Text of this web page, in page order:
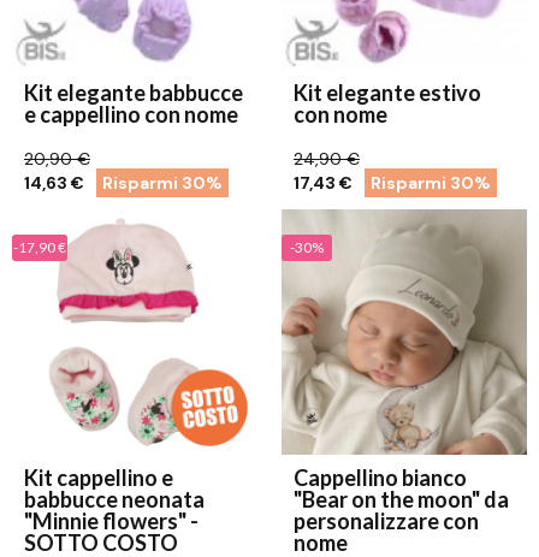
Kit elegante babbucce
e cappellino con nome
20,90 €
14,63 €
Risparmi 30%
Kit elegante estivo
con nome
24,90 €
17,43 €
Risparmi 30%
-17,90 €
Kit cappellino e
babbucce neonata
"Minnie flowers" -
SOTTO COSTO
-30%
Cappellino bianco
"Bear on the moon" da
personalizzare con
nome